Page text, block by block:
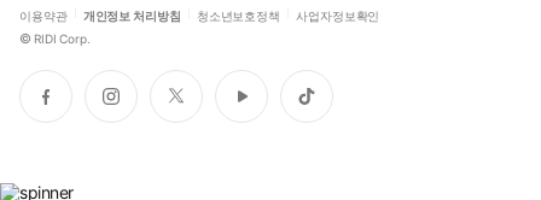
이용약관 개인정보 처리방침 청소년보호정책 사업자정보확인
© RIDI Corp.
페
이
인
스
트
위
유
튜
틱
톡